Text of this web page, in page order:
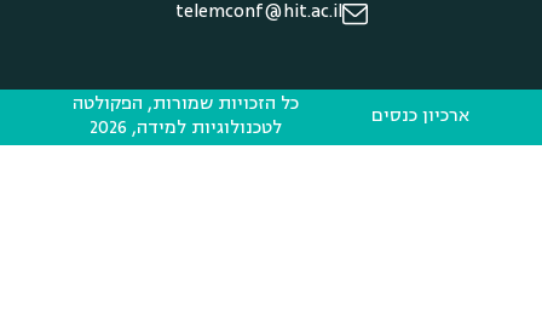
telemconf@hit.ac.il
ארכיון כנסים
כל הזכויות שמורות, הפקולטה
לטכנולוגיות למידה, 2026